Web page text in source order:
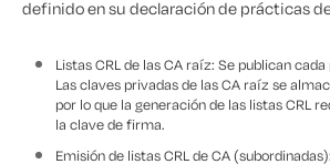
definido en su declaración de prácticas
Listas CRL de las CA raíz: Se publican
Las claves privadas de las CA raíz se
por lo que la generación de las listas CRL
la clave de firma.
Emisión de listas CRL de CA